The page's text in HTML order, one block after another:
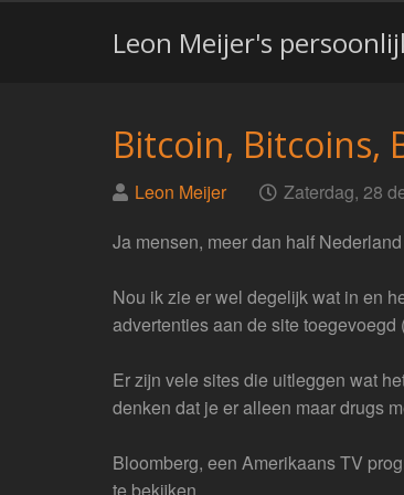
Leon Meijer's
Bitcoin, Bitcoins,
Geplaatst
Leon Meijer op Zaterdag, 28
Ja mensen, meer dan half
Nou ik zie er wel degelijk wat in en
advertenties aan de site toegevoegd
Er zijn vele sites die uitleggen wat
denken dat je er alleen maar drugs
Bloomberg, een Amerikaans TV